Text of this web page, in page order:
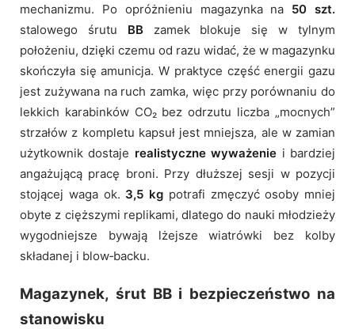
mechanizmu. Po opróżnieniu magazynka na 50 szt.
stalowego śrutu BBzamek blokuje się w tylnym
położeniu, dzięki czemu od razu widać, że w magazynku
skończyła się amunicja. W praktyce część energii gazu
jest zużywana na ruch zamka, więc przy porównaniu do
lekkich karabinków CO₂ bez odrzutu liczba „mocnych”
strzałów z kompletu kapsuł jest mniejsza, ale w zamian
użytkownik dostaje realistyczne wyważenie i bardziej
angażującą pracę broni. Przy dłuższej sesji w pozycji
stojącej waga ok. 3,5 kg potrafi zmęczyć osoby mniej
obyte z cięższymi replikami, dlatego do nauki młodzieży
wygodniejsze bywają lżejsze wiatrówki bez kolby
składanej i blow‑backu.
Magazynek, śrut BB i bezpieczeństwo na
stanowisku